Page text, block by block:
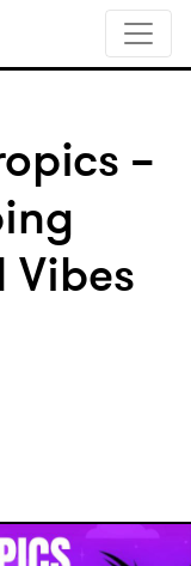
-
Vibes